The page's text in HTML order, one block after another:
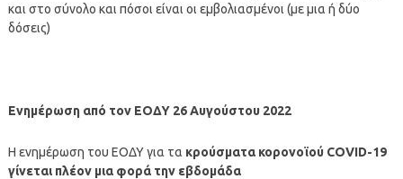
και στο σύνολο και πόσοι είναι οι εμβολιασμένοι (με μια ή δύο
δόσεις)
Ενημέρωση από τον ΕΟΔΥ 26Αυγούστου 2022
Η ενημέρωση του ΕΟΔΥ για τα κρούσματα κορονοϊού COVID-19
γίνεται πλέον μια φορά την εβδομάδα